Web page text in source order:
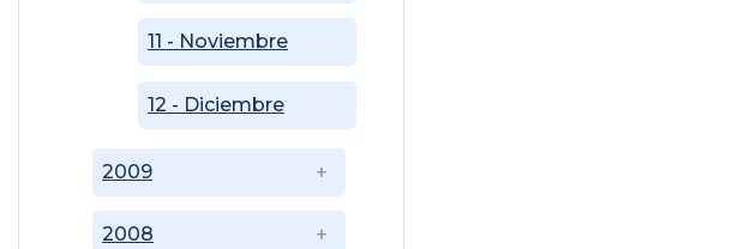
2008
2009
11 - Noviembre
12 - Diciembre